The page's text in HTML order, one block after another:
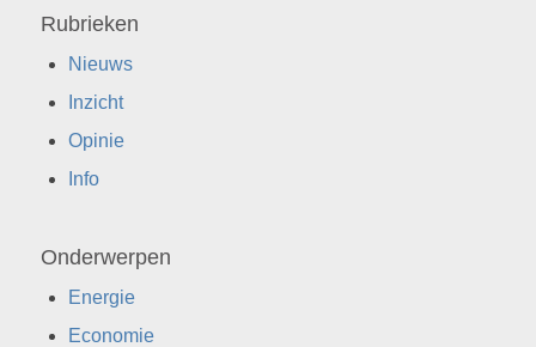
Rubrieken
Nieuws
Inzicht
Opinie
Info
Onderwerpen
Energie
Economie